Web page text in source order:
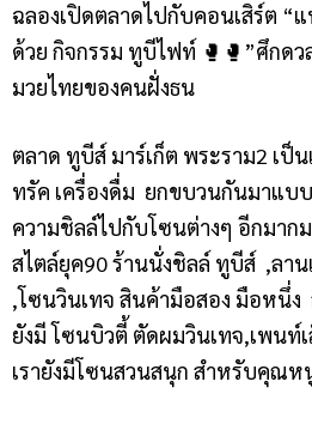
ฉลองเปิดตลาดไปกับคอนเสิร์ต “
ด้วย กิจกรรม ทูบีไฟท์ 🥊🥊”ศึกด
มวยไทยของคนฝั่งธน
ตลาด ทูบีส์ มาร์เก็ต พระราม2 เป็
ทรัค เครื่องดื่ม ยกขบวนกันมาแบ
ความชิลล์ไปกับโซนต่างๆ อีกมาก
สไตล์ยุค90 ร้านนั่งชิลล์ ทูบีส์ ,ลา
,โซนวินเทจ สินค้ามือสอง มือหนึ่
ยังมี โซนบิวตี้ ตัดผมวินเทจ,เพนท์
เรายังมีโซนสวนสนุก สำหรับคุณห